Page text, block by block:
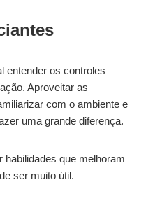
entender os controles
Aproveitar as
com o ambiente e
uma grande diferença.
que melhoram
ser muito útil.